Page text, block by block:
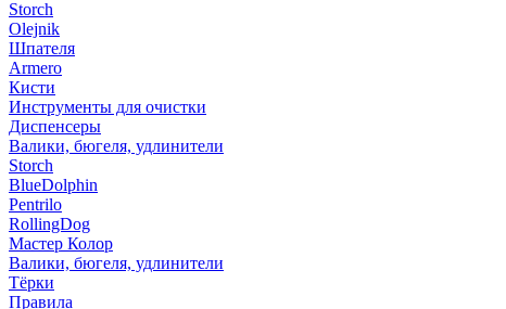
Storch
Olejnik
Шпателя
Armero
Кисти
Инструменты для очистки
Диспенсеры
Валики, бюгеля, удлинители
Storch
BlueDolphin
Pentrilo
RollingDog
Мастер Колор
Валики, бюгеля, удлинители
Тёрки
Правила